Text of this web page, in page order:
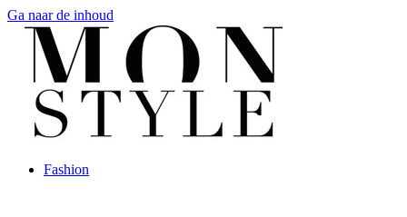
Ga naar de inhoud
Fashion